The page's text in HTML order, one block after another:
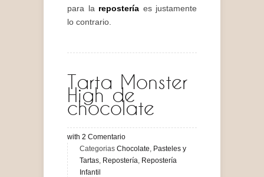
para la repostería es justamente
lo contrario.
Tarta Monster
High de
chocolate
with 2 Comentario
Categorias Chocolate, Pasteles y
Tartas, Repostería, Repostería
Infantil